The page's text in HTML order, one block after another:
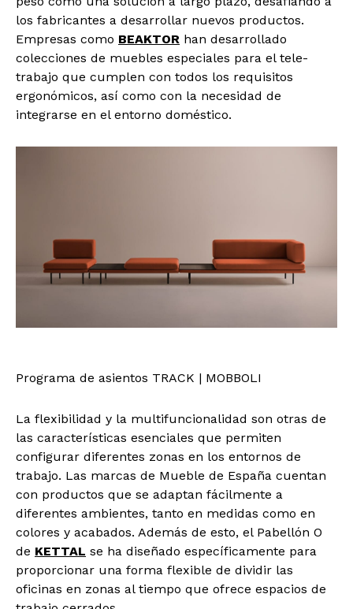
los fabricantes a desarrollar nuevos productos.
Empresas como BEAKTOR han desarrollado
colecciones de muebles especiales para el tele-
trabajo que cumplen con todos los requisitos
ergonómicos, así como con la necesidad de
integrarse en el entorno doméstico.
Programa de asientos TRACK | MOBBOLI
La flexibilidad y la multifuncionalidad son otras de
las características esenciales que permiten
configurar diferentes zonas en los entornos de
trabajo. Las marcas de Mueble de España cuentan
con productos que se adaptan fácilmente a
diferentes ambientes, tanto en medidas como en
colores y acabados. Además de esto, el Pabellón O
de KETTAL se ha diseñado específicamente para
proporcionar una forma flexible de dividir las
oficinas en zonas al tiempo que ofrece espacios de